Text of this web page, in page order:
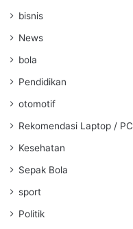
bisnis
News
bola
Pendidikan
otomotif
Rekomendasi Laptop / PC
Kesehatan
Sepak Bola
sport
Politik